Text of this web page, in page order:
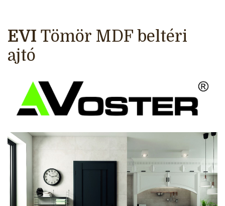
EVI Tömör MDF beltéri
ajtó